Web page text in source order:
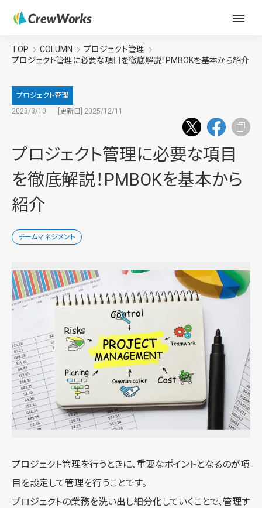
TOP COLUMN
プロジェクト管理
プロジェクト管理に必要な項目を徹底解説！PMBOKを基本から紹介
プロジェクト管理
2023/3/10
[更新日] 2025/12/11
プロジェクト管理に必要な項目
を徹底解説！PMBOKを基本から
紹介
チームマネジメント
プロジェクト管理を行うときに、重要なポイントとなるのが項
目を設定して管理を行うことです。
プロジェクトの業務を洗い出し細分化していくことで、管理す